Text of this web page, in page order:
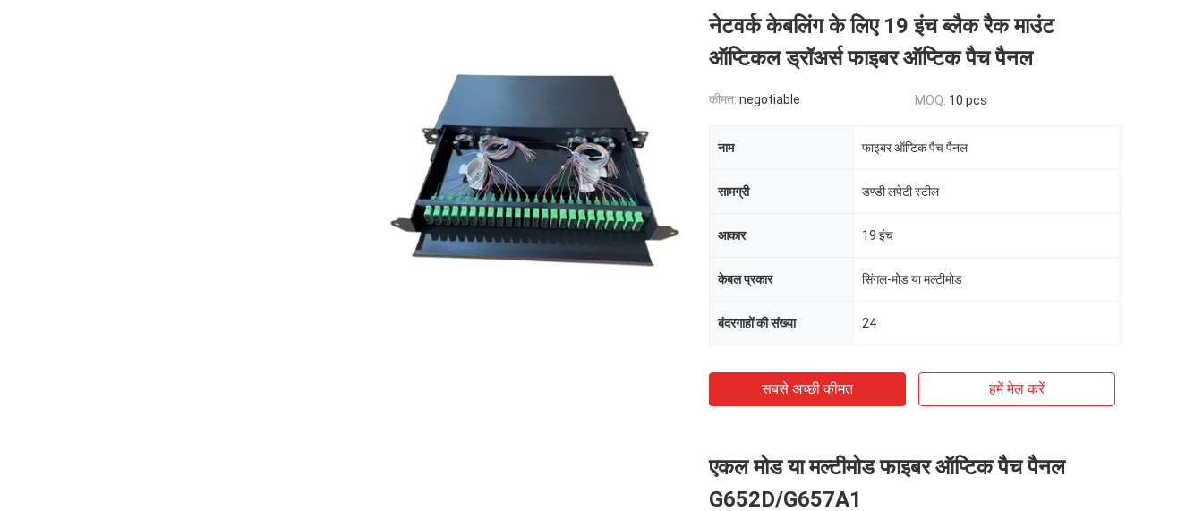
नेटवर्क केबलिंग के लिए 19 इंच ब्लैक रैक माउंट
ऑप्टिकल ड्रॉअर्स फाइबर ऑप्टिक पैच पैनल
कीमत: negotiable MOQ: 10 pcs
नाम फाइबर ऑप्टिक पैच पैनल
सामग्री डण्डी लपेटी स्टील
आकार 19 इंच
केबल प्रकार सिंगल-मोड या मल्टीमोड
बंदरगाहों की संख्या 24
सबसे अच्छी कीमत हमें मेल करें
एकल मोड या मल्टीमोड फाइबर ऑप्टिक पैच पैनल
G652D/G657A1